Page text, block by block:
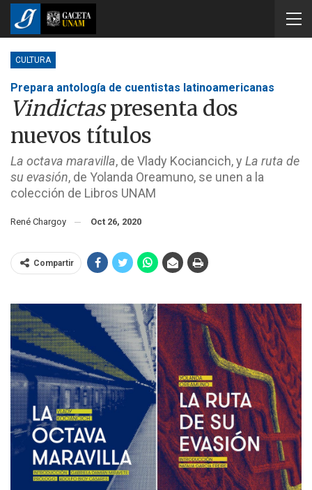
CULTURA
Prepara antología de cuentistas latinoamericanas
Vindictaspresenta dos
nuevos títulos
La octava maravilla, de Vlady Kociancich, y La ruta de
su evasión, de Yolanda Oreamuno, se unen a la
colección de Libros UNAM
René Chargoy Oct 26, 2020
Compartir